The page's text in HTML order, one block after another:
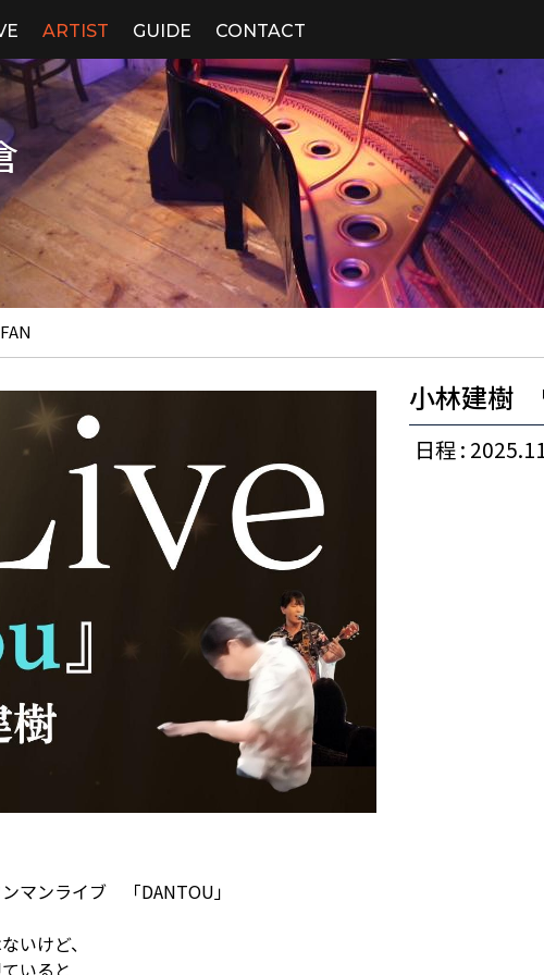
ARTIST GUIDE CONTACT
FAN
小林建樹
日程 :
マンライブ 「DANTOU」
いけど、
いると